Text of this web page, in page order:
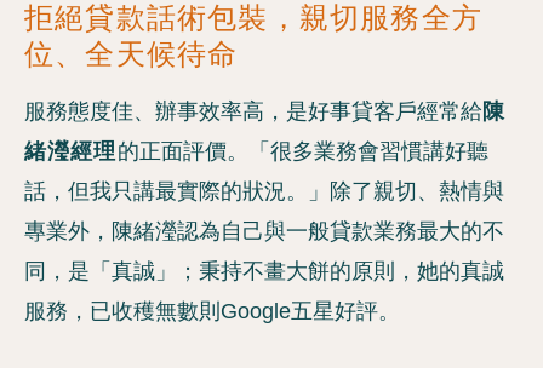
拒絕貸款話術包裝 ，親切服務全方
位、全天候待命
服務態度佳、辦事效率高，是好事貸客戶經常給陳
緒瀅經理 的正面評價。「很多業務會習慣講好聽
話，但我只講最實際的狀況。」除了親切、熱情與
專業外，陳緒瀅認為自己與一般貸款業務最大的不
同，是「真誠」；秉持不畫大餅的原則，她的真誠
服務，已收穫無數則Google五星好評。